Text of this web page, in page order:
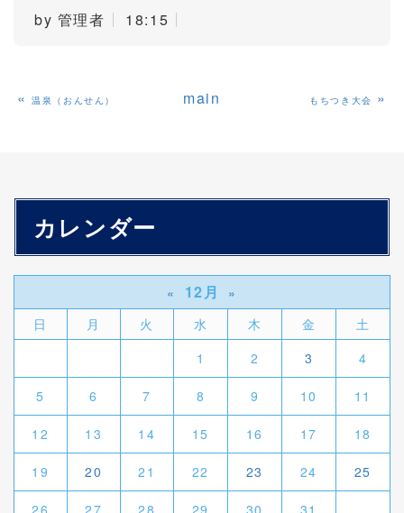
by 管理者 18:15
«温泉（おんせん） main もちつき大会 »
カレンダー
« 12月
»
日
月 火 水 木 金
土
1
2 3 4
5 6 7 8 9 10 11
12 13 14 15 16 17 18
19 20 21 22 23 24 25